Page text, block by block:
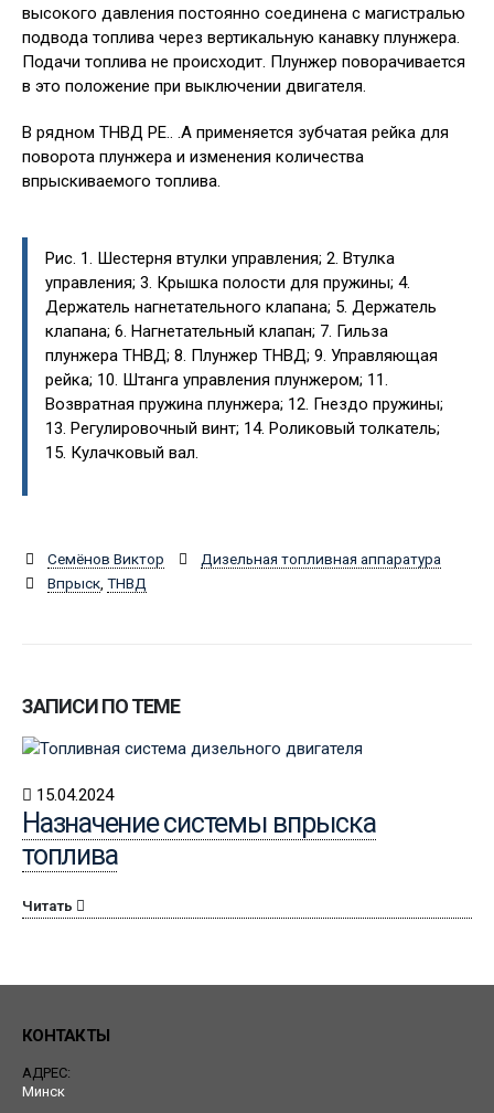
высокого давления постоянно соединена с магистралью
подвода топлива через вертикальную канавку плунжера.
Подачи топлива не происходит. Плунжер поворачивается
в это положение при выключении двигателя.
В рядном ТНВД РЕ.. .А применяется зубчатая рейка для
поворота плунжера и изменения количества
впрыскиваемого топлива.
Рис. 1. Шестерня втулки управления; 2. Втулка
управления; 3. Крышка полости для пружины; 4.
Держатель нагнетательного клапана; 5. Держатель
клапана; 6. Нагнетательный клапан; 7. Гильза
плунжера ТНВД; 8. Плунжер ТНВД; 9. Управляющая
рейка; 10. Штанга управления плунжером; 11.
Возвратная пружина плунжера; 12. Гнездо пружины;
13. Регулировочный винт; 14. Роликовый толкатель;
15. Кулачковый вал.
Семёнов Виктор
Дизельная топливная аппаратура
Впрыск, ТНВД
ЗАПИСИ ПО ТЕМЕ
15.04.2024
Назначение системы впрыска
топлива
Читать
КОНТАКТЫ
АДРЕС:
Минск